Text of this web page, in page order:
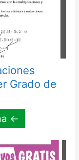
Grado de
←